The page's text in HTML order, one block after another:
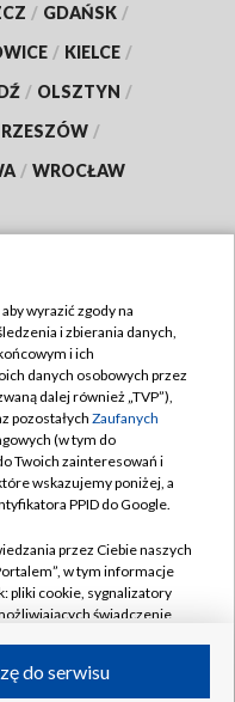
/ GDAŃSK /
/ KIELCE /
/ OLSZTYN /
RZESZÓW /
/ WROCŁAW
wyrazić zgody na
i zbierania danych,
i ich
danych osobowych przez
dalej również „TVP”),
pozostałych Zaufanych
(w tym do
Twoich zainteresowań i
wskazujemy poniżej, a
PPID do Google.
przez Ciebie naszych
w tym informacje
pliki cookie, sygnalizatory
świadczenie
do serwisu